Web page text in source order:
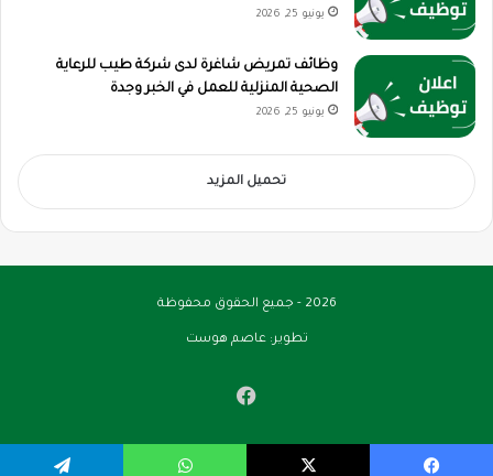
يونيو 25, 2026
وظائف تمريض شاغرة لدى شركة طيب للرعاية
الصحية المنزلية للعمل في الخبر وجدة
يونيو 25, 2026
تحميل المزيد
2026 - جميع الحقوق محفوظة
تطوير:عاصم هوست
فيسبوك